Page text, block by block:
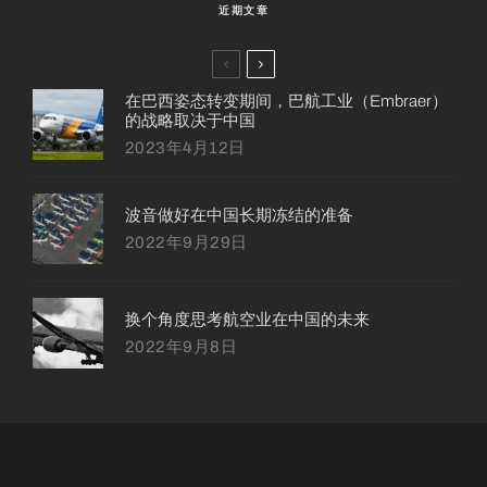
近期文章
在巴西姿态转变期间，巴航工业（Embraer）
的战略取决于中国
2023年4月12日
波音做好在中国长期冻结的准备
2022年9月29日
换个角度思考航空业在中国的未来
2022年9月8日